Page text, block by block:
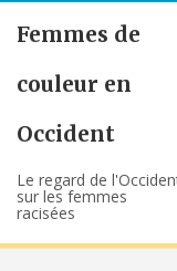
Femmes de
couleur en
Occident
Le regard de
sur les femmes
racisées